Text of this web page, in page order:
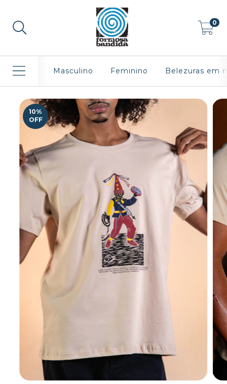
0
Masculino Feminino Belezuras em
10%
OFF